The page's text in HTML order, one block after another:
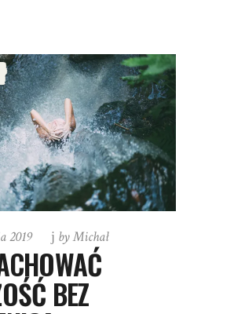
2019 byMichał
BEZ